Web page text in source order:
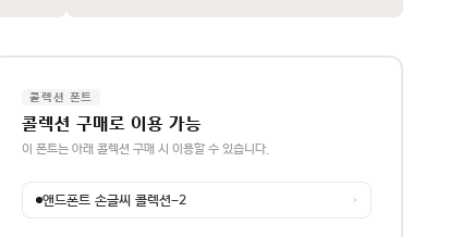
콜렉션 폰트
콜렉션 구매로 이용 가능
이 폰트는 아래 콜렉션 구매 시 이용할 수 있습니다.
앤드폰트 손글씨 콜렉션-2 →